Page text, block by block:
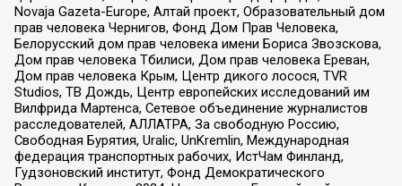
Novaja Gazeta-Europe, Алтай проект, Образовательный дом
прав человека Чернигов, Фонд Дом Прав Человека,
Белорусский дом прав человека имени Бориса Звозскова,
Дом прав человека Тбилиси, Дом прав человека Ереван,
Дом прав человека Крым, Центр дикого лосося, TVR
Studios, ТВ Дождь, Центр европейских исследований им
Вилфрида Мартенса, Сетевое объединение журналистов
расследователей, АЛЛАТРА, За свободную Россию,
Свободная Бурятия, Uralic, UnKremlin, Международная
федерация транспортных рабочих, ИстЧам Финланд,
Гудзоновский институт, Фонд Демократического